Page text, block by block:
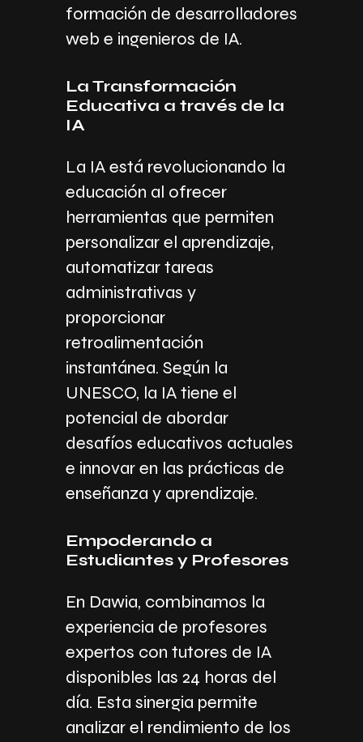
formación de desarrolladores
web e ingenieros de IA.
La Transformación
Educativa a través de la
IA
La IA está revolucionando la
educación al ofrecer
herramientas que permiten
personalizar el aprendizaje,
automatizar tareas
administrativas y
proporcionar
retroalimentación
instantánea. Según la
UNESCO, la IA tiene el
potencial de abordar
desafíos educativos actuales
e innovar en las prácticas de
enseñanza y aprendizaje.
Empoderando a
Estudiantes y Profesores
En Dawia, combinamos la
experiencia de profesores
expertos con tutores de IA
disponibles las 24 horas del
día. Esta sinergia permite
analizar el rendimiento de los